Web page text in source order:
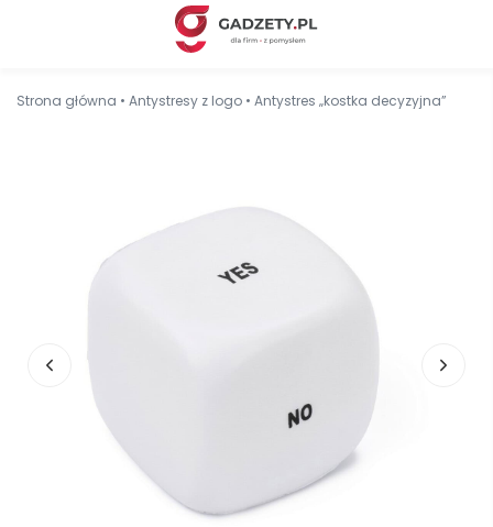
Strona główna • Antystresy z logo • Antystres „kostka decyzyjna”